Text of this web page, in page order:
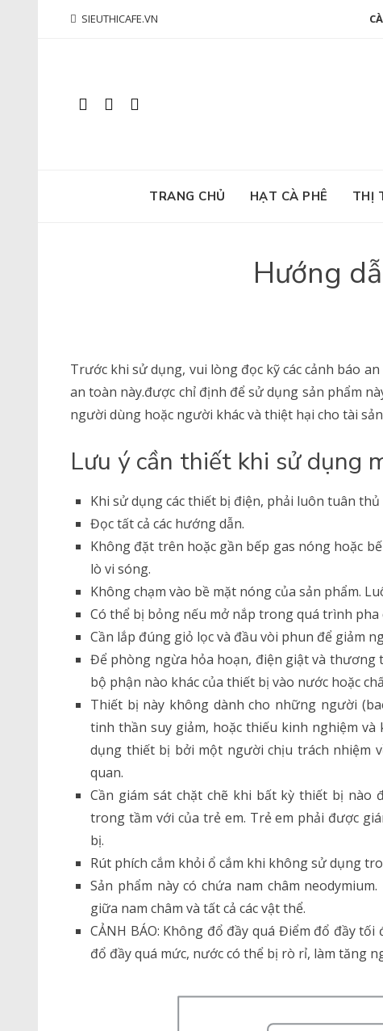
SIEUTHICAFE.VN
TRANG CHỦ HẠT CÀ PHÊ THỊ
Hướng
Trước khi sử dụng, vui lòng đọc kỹ các cảnh báo
an toàn này.được chỉ định để sử dụng sản phẩm
người dùng hoặc người khác và thiệt hại cho tài
Lưu ý cần thiết khi sử dụng
Khi sử dụng các thiết bị điện, phải luôn tuân
Đọc tất cả các hướng dẫn.
Không đặt trên hoặc gần bếp gas nóng hoặc
lò vi sóng.
Không chạm vào bề mặt nóng của sản phẩm.
Có thể bị bỏng nếu mở nắp trong quá trình pha
Cần lắp đúng giỏ lọc và đầu vòi phun để giảm
Để phòng ngừa hỏa hoạn, điện giật và thương
bộ phận nào khác của thiết bị vào nước hoặc
Thiết bị này không dành cho những người
tinh thần suy giảm, hoặc thiếu kinh nghiệm
dụng thiết bị bởi một người chịu trách nhiệm
quan.
Cần giám sát chặt chẽ khi bất kỳ thiết bị nào
trong tầm với của trẻ em. Trẻ em phải được
bị.
Rút phích cắm khỏi ổ cắm khi không sử dụng
Sản phẩm này có chứa nam châm
giữa nam châm và tất cả các vật thể.
CẢNH BÁO: Không đổ đầy quá Điểm đổ đầy
đổ đầy quá mức, nước có thể bị rò rỉ, làm tăng